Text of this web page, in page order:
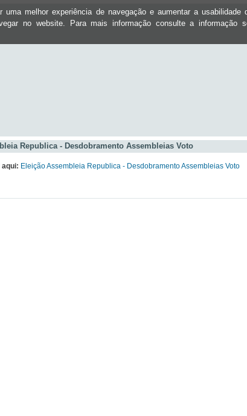
melhor experiência de navegação e aumentar a usabilidade
no website. Para mais informação consulte a informação
Republica - Desdobramento Assembleias Voto
aqui: Eleição Assembleia Republica - Desdobramento Assembleias Voto